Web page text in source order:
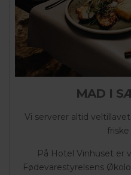
MAD I
Vi serverer altid
friske
På Hotel Vinhuset er
Fødevarestyrelsens